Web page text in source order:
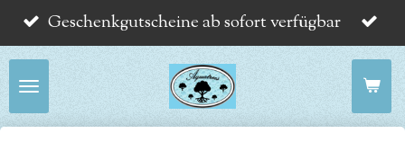
Zum
Hauptinhalt
springen
Geschenkgutscheine ab sofort verfügbar